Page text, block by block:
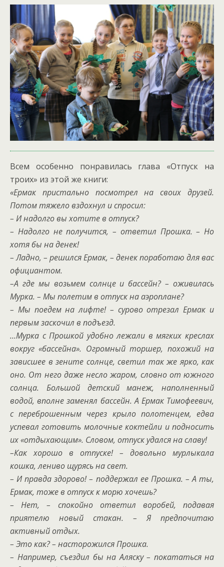
Всем особенно понравилась глава «Отпуск на
троих» из этой же книги:
«Ермак пристально посмотрел на своих друзей.
Потом тяжело вздохнул и спросил:
– И надолго вы хотите в отпуск?
– Надолго не получится, – ответил Прошка. – Но
хотя бы на денек!
– Ладно, – решился Ермак, – денек поработаю для вас
официантом.
–А где мы возьмем солнце и бассейн? – оживилась
Мурка. – Мы полетим в отпуск на аэроплане?
– Мы поедем на лифте! – сурово отрезал Ермак и
первым заскочил в подъезд.
…Мурка с Прошкой удобно лежали в мягких креслах
вокруг «бассейна». Огромный торшер, похожий на
зависшее в зените солнце, светил так же ярко, как
оно. От него даже несло жаром, словно от южного
солнца. Большой детский манеж, наполненный
водой, вполне заменял бассейн. А Ермак Тимофеевич,
с переброшенным через крыло полотенцем, едва
успевал готовить молочные коктейли и подносить
их «отдыхающим». Словом, отпуск удался на славу!
–Как хорошо в отпуске! – довольно мурлыкала
кошка, лениво щурясь на свет.
– И правда здорово! – поддержал ее Прошка. – А ты,
Ермак, тоже в отпуск к морю хочешь?
– Нет, – спокойно ответил воробей, подавая
приятелю новый стакан. – Я предпочитаю
активный отдых.
– Это как? – насторожился Прошка.
– Например, съездил бы на Аляску – покататься на